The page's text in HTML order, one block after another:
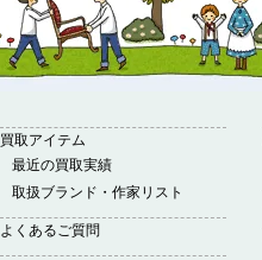
買取アイテム
最近の買取実績
取扱ブランド・作家リスト
よくあるご質問